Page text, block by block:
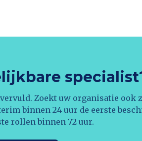
Zoekt uw organisatie ook
binnen 24 uur de eerste
rollen binnen 72 uur.